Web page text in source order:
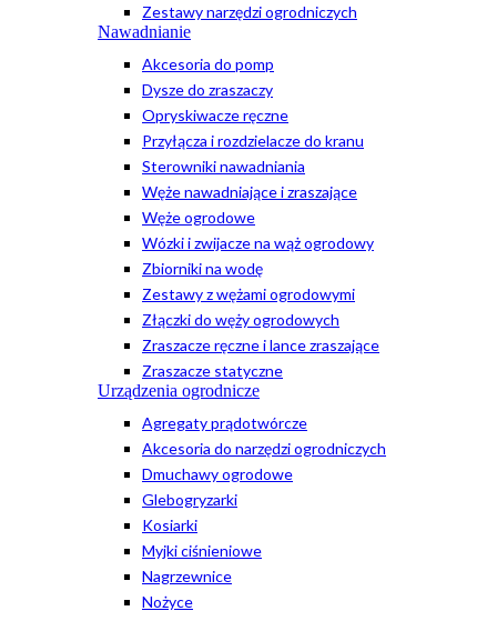
Zestawy narzędzi ogrodniczych
Nawadnianie
Akcesoria do pomp
Dysze do zraszaczy
Opryskiwacze ręczne
Przyłącza i rozdzielacze do kranu
Sterowniki nawadniania
Węże nawadniające i zraszające
Węże ogrodowe
Wózki i zwijacze na wąż ogrodowy
Zbiorniki na wodę
Zestawy z wężami ogrodowymi
Złączki do węży ogrodowych
Zraszacze ręczne i lance zraszające
Zraszacze statyczne
Urządzenia ogrodnicze
Agregaty prądotwórcze
Akcesoria do narzędzi ogrodniczych
Dmuchawy ogrodowe
Glebogryzarki
Kosiarki
Myjki ciśnieniowe
Nagrzewnice
Nożyce